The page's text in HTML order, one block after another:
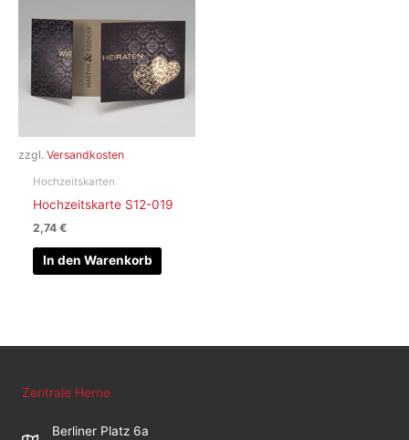
zzgl. Versandkosten
Hochzeitskarten
Hochzeitskarte S12-019
2,74€
In den Warenkorb
Zentrale Herne
Berliner Platz 6a